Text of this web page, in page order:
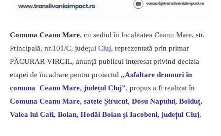
Comuna Ceanu Mare, cu sediul în localitatea Ceanu Mare, str.
Principală, nr.101/C, județul Cluj, reprezentată prin primar
PĂCURAR VIRGIL, anunță publicul interesat privind decizia
etapei de încadrare pentru proiectul ,,Asfaltare drumuri în
comuna Ceanu Mare, județul Cluj”, propus a fi realizat în
Comuna Ceanu Mare, satele Ștrucut, Dosu Napului, Bolduț,
Valea lui Cati, Boian, Hodăi Boian și Iacobeni, județul Cluj.